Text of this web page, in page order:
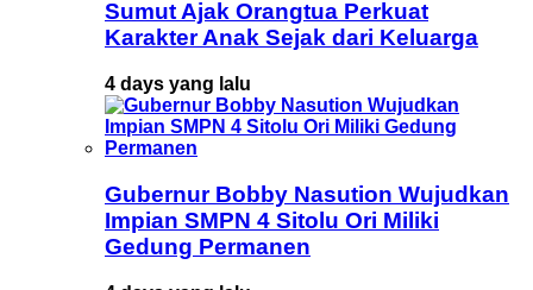
Sumut Ajak Orangtua Perkuat
Karakter Anak Sejak dari Keluarga
4 days yang lalu
Gubernur Bobby Nasution Wujudkan
Impian SMPN 4 Sitolu Ori Miliki
Gedung Permanen